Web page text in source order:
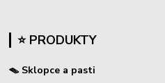
⭐ PRODUKTY
🪤 Sklopce a pasti